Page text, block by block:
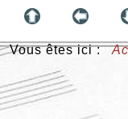
Vous êtes ici :